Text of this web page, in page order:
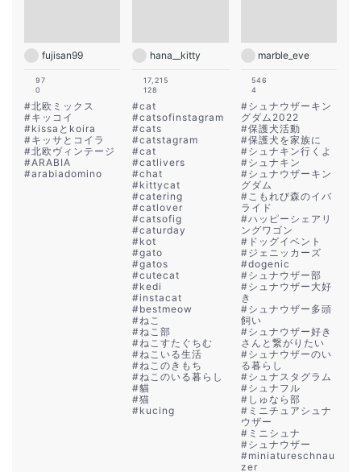
fujisan99
97
0
#北欧ミックス
#キッコイ
#kissaとkoira
#キッサとコイラ
#北欧ヴィンテージ
#ARABIA
#arabiadomino
hana__kitty
17,215
128
#cat
#catsofinstagram
#cats
#catstagram
#cat
#catlivers
#chat
#kittycat
#catering
#catlover
#catsofig
#caturday
#kot
#gato
#gatos
#cutecat
#kedi
#instacat
#bestmeow
#ねこ
#ねこ部
#ねこすたぐちむ
#ねこいる生活
#ねこのきもち
#ねこのいる暮らし
#貓
#猫
#kucing
marble_eve
546
4
#シュナウザーキン
グダム2022
#保護犬活動
#保護犬を家族に
#シュナキン行くよ
#シュナキン
#シュナウザーキン
グダム
#こもれび森のイバ
ライド
#ハッピーシェアリ
ングワゴン
# ドッグイベント
#ジェニッカーズ
#dogenic
#シュナウザー部
#シュナウザー大好
き
#シュナウザー多頭
飼い
#シュナウザー好き
さんと繋がりたい
#シュナウザーのい
る暮らし
#シュナスタグラム
#シュナフル
# しゅなら部
# ミニチュアシュナ
ウザー
# ミニシュナ
#シュナウザー
#miniatureschnau
zer